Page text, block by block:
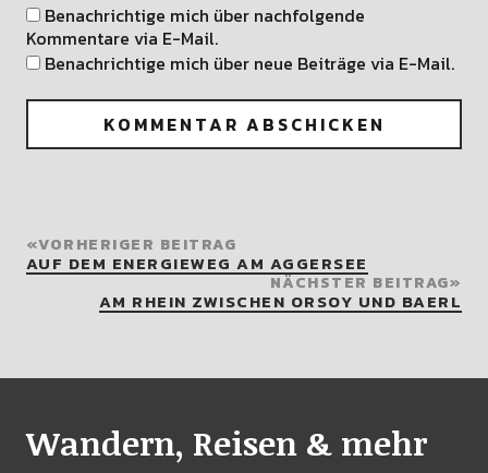
Benachrichtige mich über nachfolgende
Kommentare via E-Mail.
Benachrichtige mich über neue Beiträge via E-Mail.
VORHERIGER BEITRAG
AUF DEM ENERGIEWEG AM AGGERSEE
NÄCHSTER BEITRAG
AM RHEIN ZWISCHEN ORSOY UND BAERL
Wandern, Reisen & mehr